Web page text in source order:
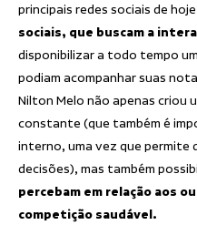
principais redes sociais de hoje
sociais, que buscam a
disponibilizar a todo tempo
podiam acompanhar suas
Nilton Melo não apenas criou
constante (que também é
interno, uma vez que permite
decisões), mas também
percebam em relação aos
competição saudável.